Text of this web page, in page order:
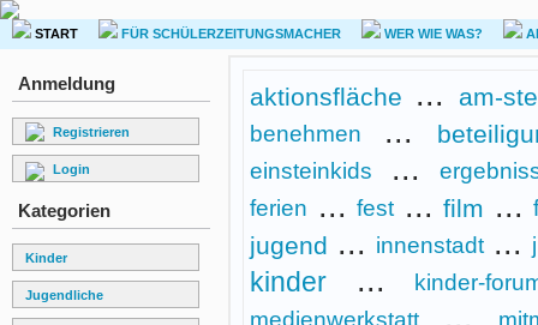
START FÜR SCHÜLERZEITUNGSMACHER WER WIE WAS?
Anmeldung
Registrieren
Login
Kategorien
Kinder
Jugendliche
aktionsfläche ... am-
benehmen ...
einsteinkids ...
ferien ... fest... film ...
jugend ... innenstadt...
kinder ...
kinder-
medienwerkstatt...